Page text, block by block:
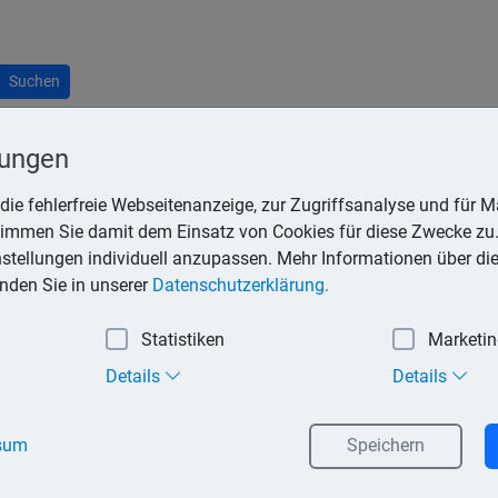
Suchen
Ereignis, mit dessen Eintritt die Leistungspflicht des
Auskunftspflicht. Kraft Gesetzes ist der
untersuchen und begutachten zu lassen und Auskünfte
vorzubeugen.
vollständig oder teilweise zu verlieren.
ist der Versicherer von seiner Leistungspflicht frei. Das ist
fehlerfreie Webseitenanzeige, zur Zugriffsanalyse und für
Sie damit dem Einsatz von Cookies für diese Zwecke
individuell anzupassen. Mehr Informationen über
Sie in unserer Datenschutzerklärung.
Statistiken
Details Details
Speichern